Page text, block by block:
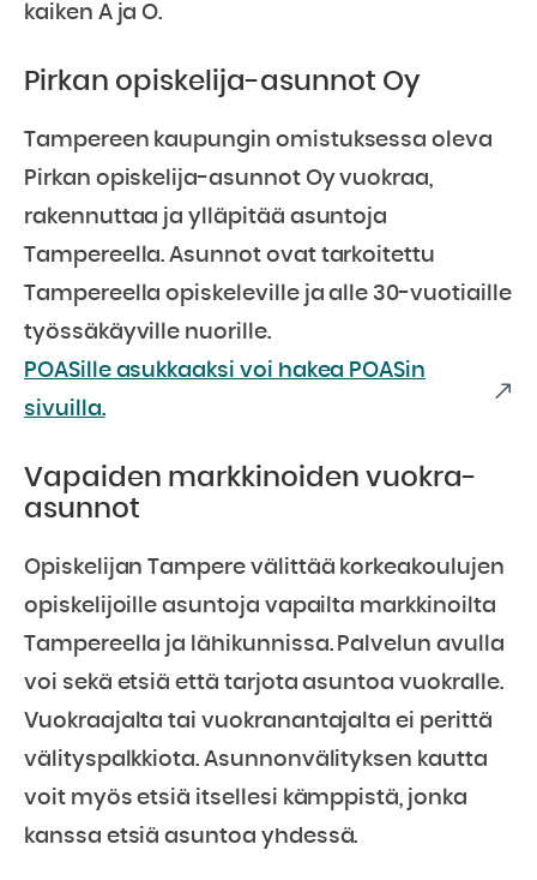
kaiken A ja O.
Pirkan opiskelija-asunnot Oy
Tampereen kaupungin omistuksessa oleva
Pirkan opiskelija-asunnot Oy vuokraa,
rakennuttaa ja ylläpitää asuntoja
Tampereella. Asunnot ovat tarkoitettu
Tampereella opiskeleville ja alle 30-vuotiaille
työssäkäyville nuorille.
POASille asukkaaksi voi hakea POASin
sivuilla.
Vapaiden markkinoiden vuokra-
asunnot
Opiskelijan Tampere välittää korkeakoulujen
opiskelijoille asuntoja vapailta markkinoilta
Tampereella ja lähikunnissa. Palvelun avulla
voi sekä etsiä että tarjota asuntoa vuokralle.
Vuokraajalta tai vuokranantajalta ei perittä
välityspalkkiota. Asunnonvälityksen kautta
voit myös etsiä itsellesi kämppistä, jonka
kanssa etsiä asuntoa yhdessä.